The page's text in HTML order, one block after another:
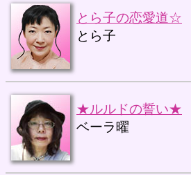
とら子の恋愛道☆
とら子
★ルルドの誓い★
ベーラ曜